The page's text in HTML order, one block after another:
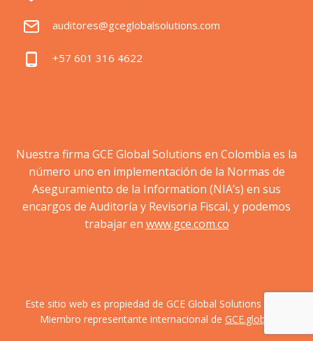
Nuestra firma GCE Global Solutions en Colombia es la
número uno en implementación de la Normas de
Aseguramiento de la Information (NIA’s) en sus
encargos de Auditoría y Revisoria Fiscal, y podemos
trabajar en www.gce.com.co
auditores@gceglobalsolutions.com
+57 601 316 4622
Este sitio web es propiedad de GCE Global Solutions S.A.S.
Miembro representante internacional de GCE.global